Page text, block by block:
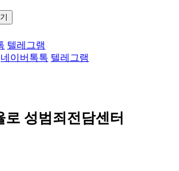
텔레그램
네이버톡톡 텔레그램
로 성범죄전담센터